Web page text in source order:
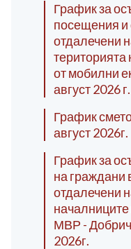
График за
посещения и
отдалечени
от мобилни
август 2026 г.
График
август 2026г.
График за
на граждани
отдалечени
МВР - Добрич
2026г.